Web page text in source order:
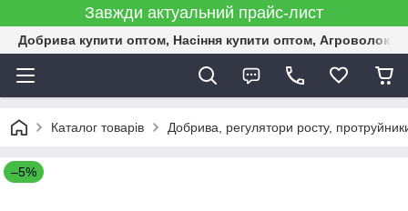
Завжди актуальний прайс-лист
Добрива купити оптом, Насіння купити оптом,
Каталог товарів Добрива, регулятори росту,
–5%